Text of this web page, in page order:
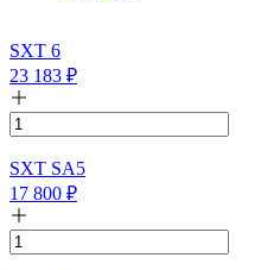
SXT 6
23 183 ₽
SXT SA5
17 800 ₽